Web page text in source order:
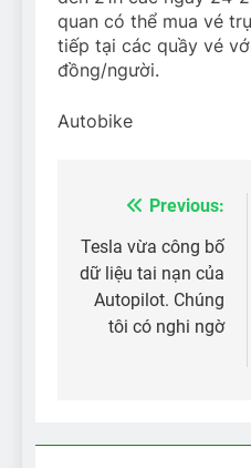
quan có thể mua vé
tiếp tại các quầy vé
đồng/người.
Autobike
Điều
hướng
bài
viết
Previous:
Tesla vừa công bố
dữ liệu tai nạn của
Autopilot. Chúng
tôi có nghi ngờ